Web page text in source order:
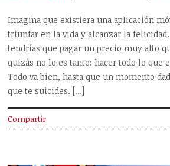
Imagina que existiera una aplicación
triunfar en la vida y alcanzar la felicidad.
tendrías que pagar un precio muy alto
quizás no lo es tanto: hacer todo lo que
Todo va bien, hasta que un momento
que te suicides. […]
Compartir